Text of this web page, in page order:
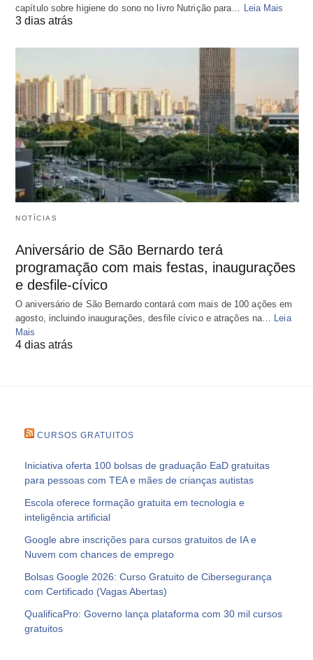
capítulo sobre higiene do sono no livro Nutrição para…
Leia Mais
3 dias atrás
NOTÍCIAS
Aniversário de São Bernardo terá
programação com mais festas, inaugurações
e desfile-cívico
O aniversário de São Bernardo contará com mais de 100 ações em
agosto, incluindo inaugurações, desfile cívico e atrações na… Leia
Mais
4 dias atrás
CURSOS GRATUITOS
Iniciativa oferta 100 bolsas de graduação EaD gratuitas
para pessoas com TEA e mães de crianças autistas
Escola oferece formação gratuita em tecnologia e
inteligência artificial
Google abre inscrições para cursos gratuitos de IA e
Nuvem com chances de emprego
Bolsas Google 2026: Curso Gratuito de Cibersegurança
com Certificado (Vagas Abertas)
QualificaPro: Governo lança plataforma com 30 mil cursos
gratuitos